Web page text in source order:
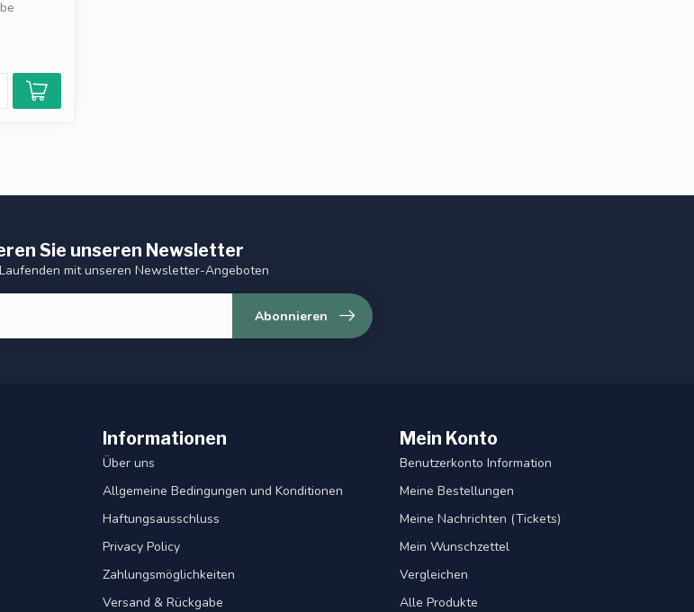
Sie unseren Newsletter
mit unseren Newsletter-Angeboten
Abonnieren
Informationen
Über uns
Allgemeine Bedingungen und Konditionen
Haftungsausschluss
Privacy Policy
Zahlungsmöglichkeiten
Versand & Rückgabe
Mein Konto
Benutzerkonto Information
Meine Bestellungen
Meine Nachrichten (Tickets)
Mein Wunschzettel
Vergleichen
Alle Produkte